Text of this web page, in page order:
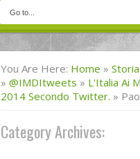
You Are Here: Home »
» @IMDItweets » L'Italia Ai
2014 Secondo Twitter. »
Category Archives: